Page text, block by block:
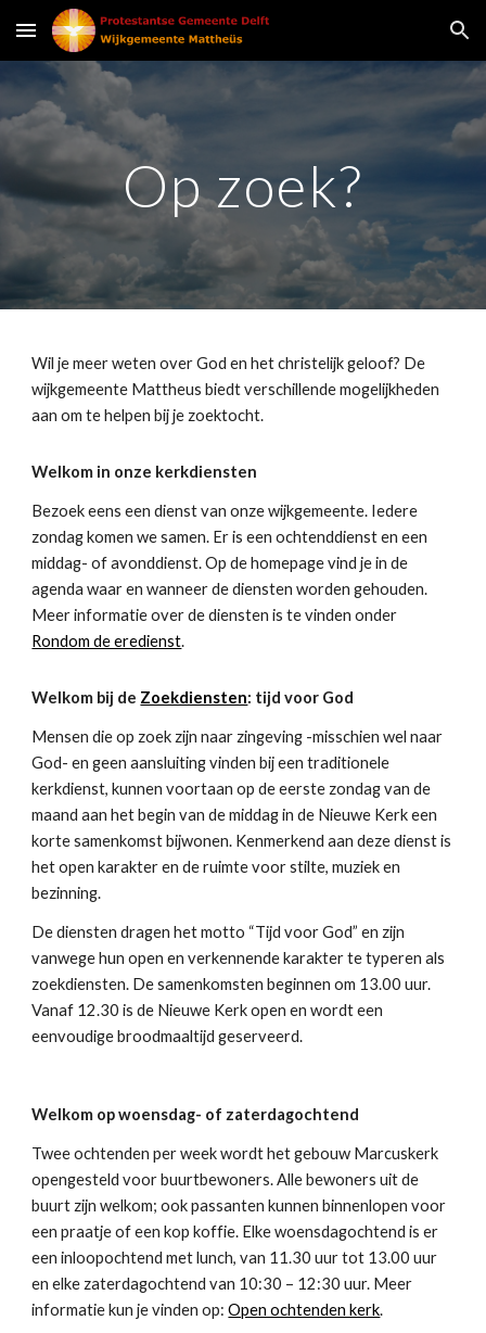
Skip to main content Skip to navigation
Op zoek?
Wil je meer weten over God en het christelijk geloof? De
wijkgemeente Mattheus biedt verschillende mogelijkheden
aan om te helpen bij je zoektocht.
Welkom in onze kerkdiensten
Bezoek eens een dienst van onze wijkgemeente. Iedere
zondag komen we samen. Er is een ochtenddienst en een
middag- of avonddienst. Op de homepage vind je in de
agenda waar en wanneer de diensten worden gehouden.
Rondom de eredienst.
Welkom bij de Zoekdiensten: tijd voor God
Mensen die op zoek zijn naar zingeving -misschien wel naar
God- en geen aansluiting vinden bij een traditionele
kerkdienst, kunnen voortaan op de eerste zondag van de
maand aan het begin van de middag in de Nieuwe Kerk een
korte samenkomst bijwonen. Kenmerkend aan deze dienst is
het open karakter en de ruimte voor stilte, muziek en
bezinning.
De diensten dragen het motto “Tijd voor God” en zijn
vanwege hun open en verkennende karakter te typeren als
zoekdiensten. De samenkomsten beginnen om 13.00 uur.
Vanaf 12.30 is de Nieuwe Kerk open en wordt een
eenvoudige broodmaaltijd geserveerd.
Welkom op woensdag- of zaterdagochtend
Twee ochtenden per week wordt het gebouw Marcuskerk
opengesteld voor buurtbewoners. Alle bewoners uit de
buurt zijn welkom; ook passanten kunnen binnenlopen voor
een praatje of een kop koffie. Elke woensdagochtend is er
een inloopochtend met lunch, van 11.30 uur tot 13.00 uur
en elke zaterdagochtend van 10:30 – 12:30 uur. Meer
informatie kun je vinden op: Open ochtenden kerk.